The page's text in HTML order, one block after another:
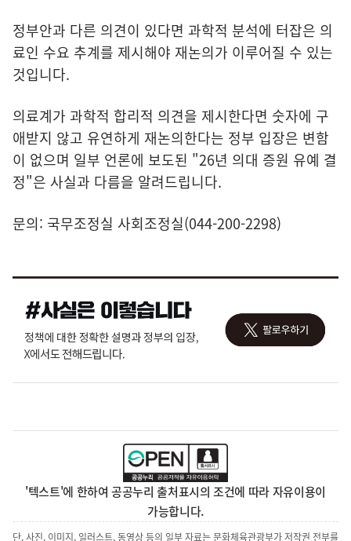
정부안과 다른 의견이 있다면 과학적 분석에 터잡은 의
료인 수요 추계를 제시해야 재논의가 이루어질 수 있는
것입니다.
의료계가 과학적 합리적 의견을 제시한다면 숫자에 구
애받지 않고 유연하게 재논의한다는 정부 입장은 변함
이 없으며 일부 언론에 보도된 "26년 의대 증원 유예 결
정"은 사실과 다름을 알려드립니다.
문의: 국무조정실 사회조정실(044-200-2298)
'텍스트'에 한하여 공공누리 출처표시의 조건에 따라 자유이용이
가능합니다.
단, 사진, 이미지, 일러스트, 동영상 등의 일부 자료는 문화체육관광부가 저작권 전부를